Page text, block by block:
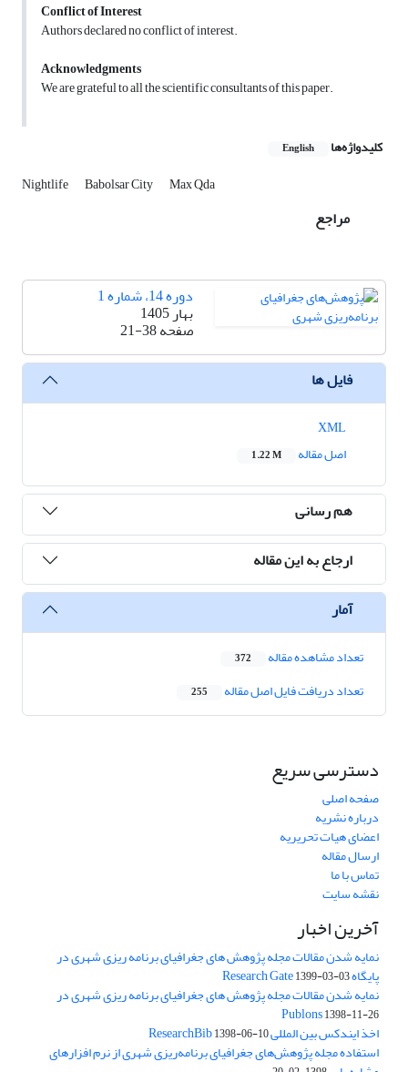
Conflict of Interest
Authors declared no conflict of interest.
Acknowledgments
We are grateful to all the scientific consultants of this paper.
کلیدواژه‌ها English
Nightlife Babolsar City Max Qda
مراجع
دوره 14، شماره 1
بهار 1405
صفحه21-38
فایل ها
اصل مقاله
1.22 M
هم رسانی
ارجاع به این مقاله
آمار
تعداد مشاهده مقاله 372
تعداد دریافت فایل اصل مقاله 255
دسترسی سریع
صفحه اصلی
درباره نشریه
اعضای هیات تحریریه
ارسال مقاله
تماس با ما
نقشه سایت
آخرین اخبار
نمایه شدن مقالات مجله پژوهش های جغرافیای برنامه ریزی شهری در
پایگاه Research Gate1399-03-03
نمایه شدن مقالات مجله پژوهش های جغرافیای برنامه ریزی شهری در
Publons1398-11-26
اخذ ایندکس بین المللی ResearchBib1398-06-10
استفاده مجله پژوهش‌های جغرافیای برنامه‌ریزی شهری از نرم افزارهای